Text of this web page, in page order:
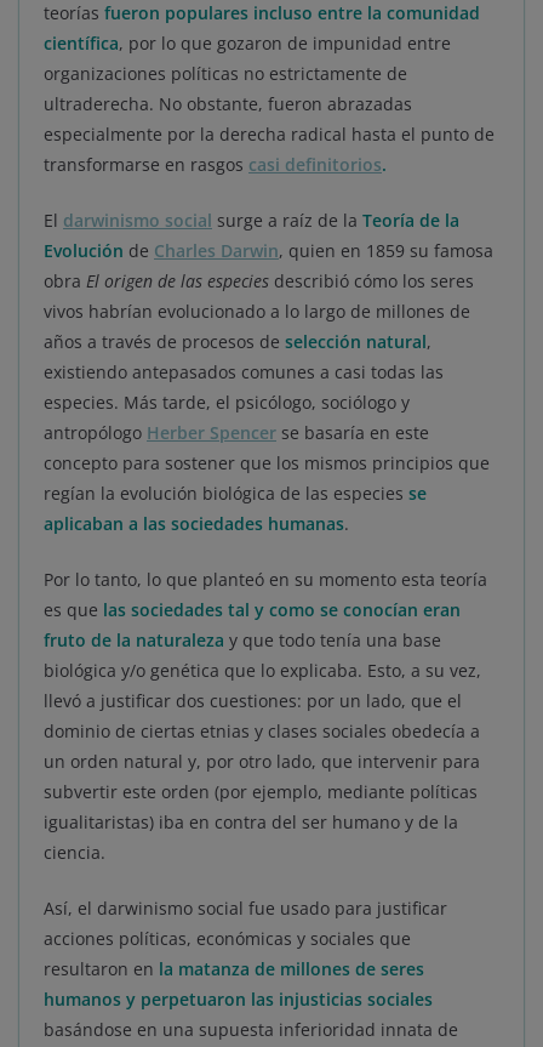
teorías fueron populares incluso entre la comunidad
científica, por lo que gozaron de impunidad entre
organizaciones políticas no estrictamente de
ultraderecha. No obstante, fueron abrazadas
especialmente por la derecha radical hasta el punto de
transformarse en rasgos casi definitorios.
El darwinismo social surge a raíz de la Teoría de la
Evolución de Charles Darwin, quien en 1859 su famosa
obra El origen de las especies describió cómo los seres
vivos habrían evolucionado a lo largo de millones de
años a través de procesos de selección natural,
existiendo antepasados comunes a casi todas las
especies. Más tarde, el psicólogo, sociólogo y
antropólogo Herber Spencer se basaría en este
concepto para sostener que los mismos principios que
regían la evolución biológica de las especies se
aplicaban a las sociedades humanas.
Por lo tanto, lo que planteó en su momento esta teoría
es que las sociedades tal y como se conocían eran
fruto de la naturaleza y que todo tenía una base
biológica y/o genética que lo explicaba. Esto, a su vez,
llevó a justificar dos cuestiones: por un lado, que el
dominio de ciertas etnias y clases sociales obedecía a
un orden natural y, por otro lado, que intervenir para
subvertir este orden (por ejemplo, mediante políticas
igualitaristas) iba en contra del ser humano y de la
ciencia.
Así, el darwinismo social fue usado para justificar
acciones políticas, económicas y sociales que
resultaron en la matanza de millones de seres
humanos y perpetuaron las injusticias sociales
basándose en una supuesta inferioridad innata de